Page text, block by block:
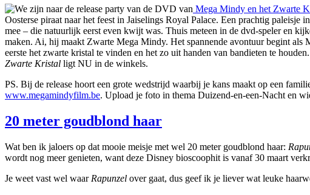
We zijn naar de release party van de DVD van Mega Mindy en het Zwarte
Oosterse piraat naar het feest in Jaiselings Royal Palace. Een prachtig
mee – die natuurlijk eerst even kwijt was. Thuis meteen in de dvd-speler en
maken. Ai, hij maakt Zwarte Mega Mindy. Het spannende avontuur begint als
eerste het zwarte kristal te vinden en het zo uit handen van bandieten te
Zwarte Kristal ligt NU in de winkels.
PS. Bij de release hoort een grote wedstrijd waarbij je kans maakt op een
www.megamindyfilm.be. Upload je foto in thema Duizend-en-een-Nacht en
20 meter goudblond haar
Wat ben ik jaloers op dat mooie meisje met wel 20 meter goudblond haar:
wordt nog meer genieten, want deze Disney bioscoophit is vanaf 30 maart
Je weet vast wel waar Rapunzel over gaat, dus geef ik je liever wat leuke